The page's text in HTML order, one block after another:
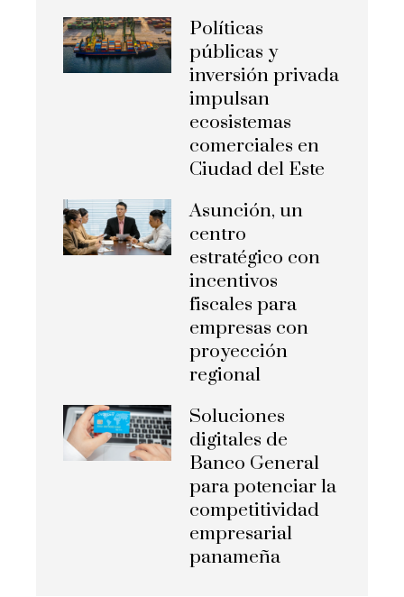
Políticas
públicas y
inversión privada
impulsan
ecosistemas
comerciales en
Ciudad del Este
Asunción, un
centro
estratégico con
incentivos
fiscales para
empresas con
proyección
regional
Soluciones
digitales de
Banco General
para potenciar la
competitividad
empresarial
panameña